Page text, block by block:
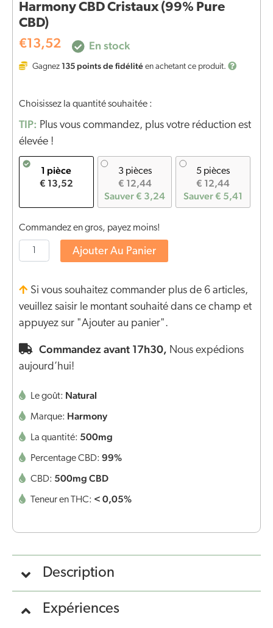
Harmony CBD Cristaux (99% Pure
CBD)
€13,52 En stock
Gagnez 135points de fidélité en achetant ce produit.
Choisissez la quantité souhaitée :
TIP: Plus vous commandez, plus votre réduction est
élevée !
1 pièce
€ 13,52
3 pièces
€ 12,44
Sauver € 3,24
5 pièces
€ 12,44
Sauver € 5,41
Commandez en gros, payez moins!
Ajouter Au Panier
Si vous souhaitez commander plus de 6 articles,
veuillez saisir le montant souhaité dans ce champ et
appuyez sur "Ajouter au panier".
Commandez avant 17h30, Nous expédions
aujourd’hui!
Le goût: Natural
Marque: Harmony
La quantité: 500mg
Percentage CBD: 99%
CBD: 500mg CBD
Teneur en THC: < 0,05%
Description
Expériences